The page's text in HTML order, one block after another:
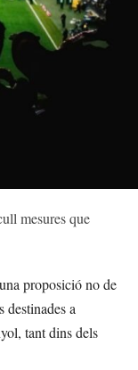
mesures que
proposició no de
destinades a
tant dins dels